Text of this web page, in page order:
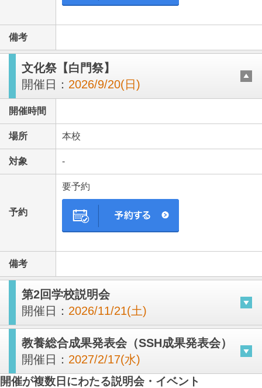
備考
文化祭【白門祭】
開催日： 2026/9/20(日)
開催時間
場所 本校
対象 -
予約
要予約
備考
第2回学校説明会
開催日： 2026/11/21(土)
教養総合成果発表会（SSH成果発表会）
開催日： 2027/2/17(水)
開催が複数日にわたる説明会・イベント